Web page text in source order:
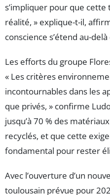
s’impliquer pour que
réalité, » explique-t-il,
conscience s’étend au-
Les efforts du groupe
« Les critères
incontournables dans les
que privés, » confirme
jusqu’à 70 % des
recyclés, et que cette
fondamental pour rester
Avec l’ouverture d’un
toulousain prévue pour